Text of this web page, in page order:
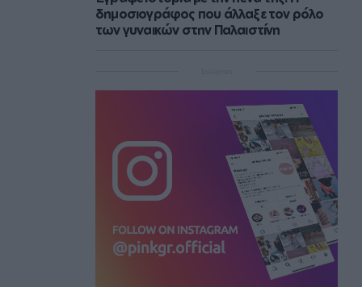
δημοσιογράφος που άλλαξε τον ρόλο
των γυναικών στην Παλαιστίνη